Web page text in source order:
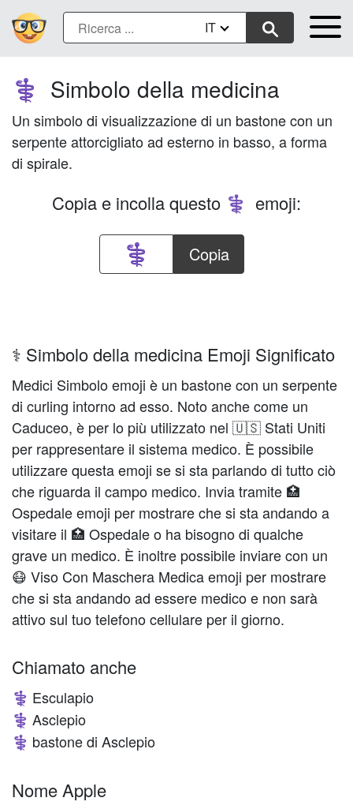
IT
⚕️ Simbolo della medicina
Un simbolo di visualizzazione di un bastone con un
serpente attorcigliato ad esterno in basso, a forma
di spirale.
Copia e incolla questo ⚕️ emoji:
Copia
⚕️ Simbolo della medicina Emoji Significato
Medici Simbolo emoji è un bastone con un serpente
di curling intorno ad esso. Noto anche come un
Caduceo, è per lo più utilizzato nel 🇺🇸 Stati Uniti
per rappresentare il sistema medico. È possibile
utilizzare questa emoji se si sta parlando di tutto ciò
che riguarda il campo medico. Invia tramite 🏥
Ospedale emoji per mostrare che si sta andando a
visitare il 🏥 Ospedale o ha bisogno di qualche
grave un medico. È inoltre possibile inviare con un
😷 Viso Con Maschera Medica emoji per mostrare
che si sta andando ad essere medico e non sarà
attivo sul tuo telefono cellulare per il giorno.
Chiamato anche
⚕️ Esculapio
⚕️ Asclepio
⚕️ bastone di Asclepio
Nome Apple